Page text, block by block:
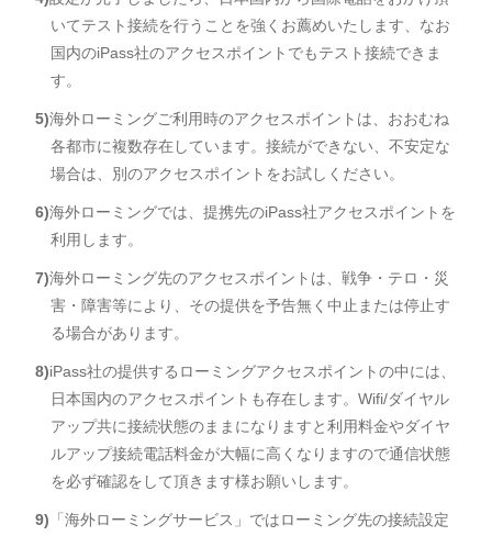
いてテスト接続を行うことを強くお薦めいたします、なお
国内のiPass社のアクセスポイントでもテスト接続できま
す。
5)海外ローミングご利用時のアクセスポイントは、おおむね
各都市に複数存在しています。接続ができない、不安定な
場合は、別のアクセスポイントをお試しください。
6)海外ローミングでは、提携先のiPass社アクセスポイントを
利用します。
7)海外ローミング先のアクセスポイントは、戦争・テロ・災
害・障害等により、その提供を予告無く中止または停止す
る場合があります。
8)iPass社の提供するローミングアクセスポイントの中には、
日本国内のアクセスポイントも存在します。Wifi/ダイヤル
アップ共に接続状態のままになりますと利用料金やダイヤ
ルアップ接続電話料金が大幅に高くなりますので通信状態
を必ず確認をして頂きます様お願いします。
9) 「海外ローミングサービス」ではローミング先の接続設定